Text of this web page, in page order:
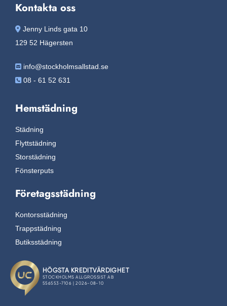
Kontakta oss
 Jenny Linds gata 10
129 52 Hägersten
 info@stockholmsallstad.se
 08 - 61 52 631
Hemstädning
Städning
Flyttstädning
Storstädning
Fönsterputs
Företagsstädning
Kontorsstädning
Trappstädning
Butiksstädning